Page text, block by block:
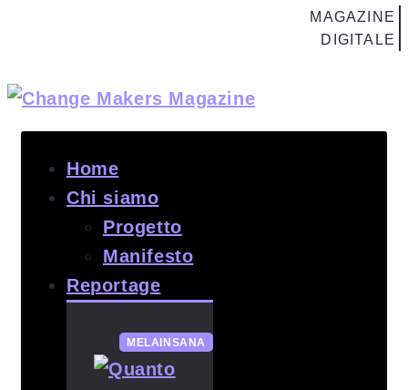
MAGAZINE
DIGITALE
Home
Chi siamo
Progetto
Manifesto
Reportage
MELAINSANA